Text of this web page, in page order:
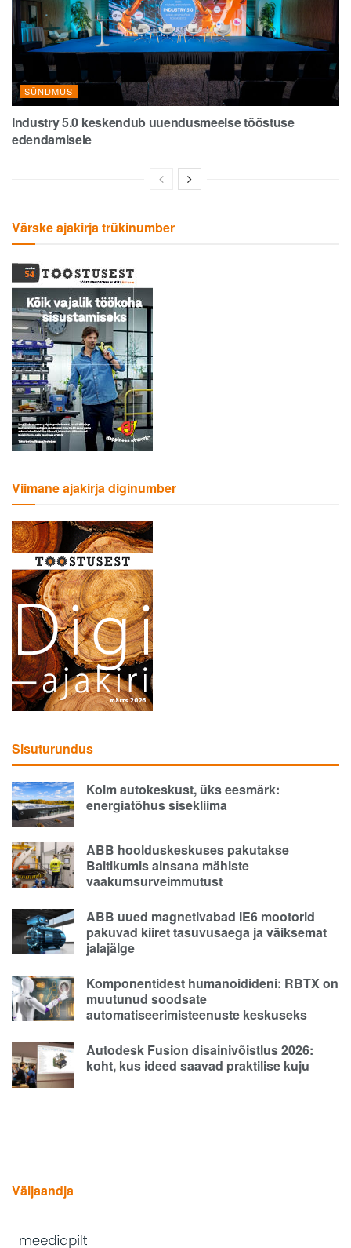
SÜNDMUS
Industry 5.0 keskendub uuendusmeelse tööstuse
edendamisele
Värske ajakirja trükinumber
Viimane ajakirja diginumber
Sisuturundus
Kolm autokeskust, üks eesmärk:
energiatõhus sisekliima
ABB hoolduskeskuses pakutakse
Baltikumis ainsana mähiste
vaakumsurveimmutust
ABB uued magnetivabad IE6 mootorid
pakuvad kiiret tasuvusaega ja väiksemat
jalajälge
Komponentidest humanoidideni: RBTX on
muutunud soodsate
automatiseerimisteenuste keskuseks
Autodesk Fusion disainivõistlus 2026:
koht, kus ideed saavad praktilise kuju
Väljaandja